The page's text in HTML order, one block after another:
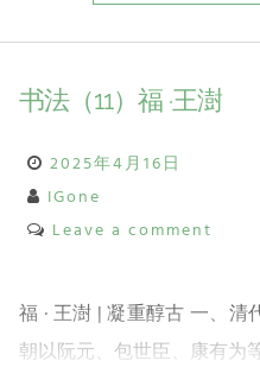
书法（11）福 ·王澍
2025年4月16日
IGone
Leave a comment
福 · 王澍 | 凝重醇古 一、清
朝以阮元、包世臣、康有为